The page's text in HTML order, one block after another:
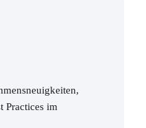
Practices im